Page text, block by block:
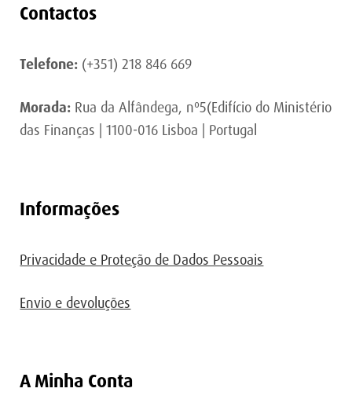
Contactos
Telefone: (+351) 218 846 669
Morada: Rua da Alfândega, nº5(Edifício do Ministério
das Finanças | 1100-016 Lisboa | Portugal
Informações
Privacidade e Proteção de Dados Pessoais
Envio e devoluções
A Minha Conta